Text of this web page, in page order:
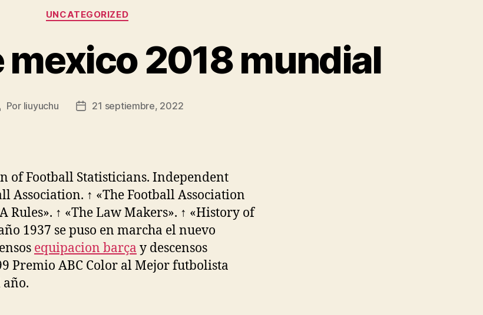
Categorías
UNCATEGORIZED
mexico 2018 mundial
Por liuyuchu
Fecha21 septiembre, 2022
of Football Statisticians. Independent
Association. ↑ «The Football Association
Rules». ↑ «The Law Makers». ↑ «History of
1937 se puso en marcha el nuevo
equipacion barça y descensos
Premio ABC Color al Mejor futbolista